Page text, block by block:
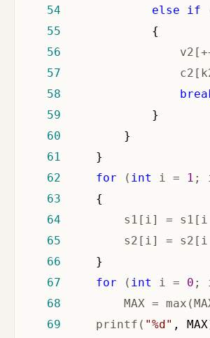
54
else if
55
56
57
58
59
60
61
62
for ( int i = 1 ;
63
64
s1[i] =
65
s2[i] =
66
67
for ( int i = 0 ;
68
MAX =
69
     printf(
"%d "